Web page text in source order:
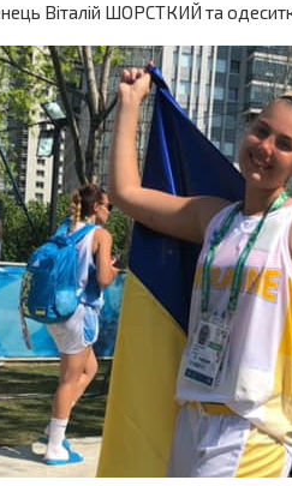
Віталій ШОРСТКИЙ та